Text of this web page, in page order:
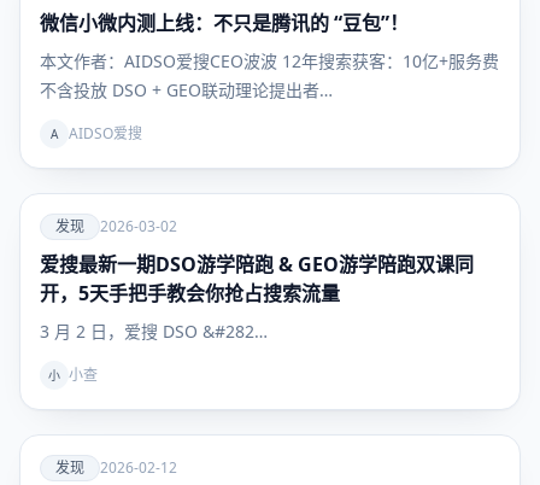
发现
微信小微内测上线：不只是腾讯的 “豆包”！
本文作者：AIDSO爱搜CEO波波 12年搜索获客：10亿+服务费
不含投放 DSO + GEO联动理论提出者…
A AIDSO爱搜
爱
发现
发现 2026-03-02
爱搜最新一期DSO游学陪跑 & GEO游学陪跑双课同
开，5天手把手教会你抢占搜索流量
3 月 2 日，爱搜 DSO &#282…
小 小查
爱
发现 2026-02-12